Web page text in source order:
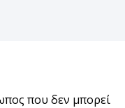
που δεν μπορεί